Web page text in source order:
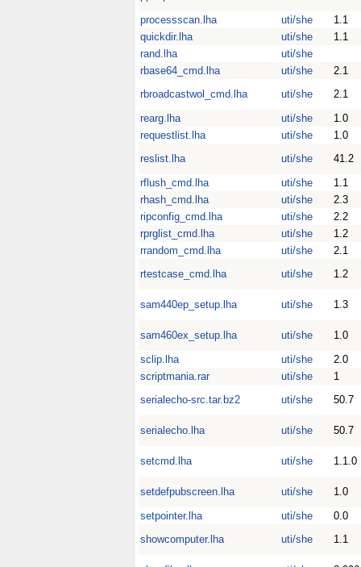
processscan.lha
uti/she
1.1
quickdir.lha
uti/she
1.1
rand.lha
uti/she
rbase64_cmd.lha
uti/she
2.1
rbroadcastwol_cmd.lha
uti/she
2.1
rearg.lha
uti/she
1.0
requestlist.lha
uti/she
1.0
reslist.lha
uti/she
41.2
rflush_cmd.lha
uti/she
1.1
rhash_cmd.lha
uti/she
2.3
ripconfig_cmd.lha
uti/she
2.2
rprglist_cmd.lha
uti/she
1.2
rrandom_cmd.lha
uti/she
2.1
rtestcase_cmd.lha
uti/she 1.2
sam440ep_setup.lha uti/she 1.3
sam460ex_setup.lha uti/she
1.0
sclip.lha
uti/she
2.0
scriptmania.rar
uti/she
1
serialecho-src.tar.bz2
uti/she 50.7
serialecho.lha uti/she 50.7
setcmd.lha uti/she 1.1.0
setdefpubscreen.lha uti/she
1.0
setpointer.lha
uti/she
0.0
showcomputer.lha
uti/she 1.1